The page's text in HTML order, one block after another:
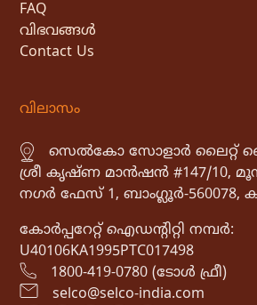
FAQ
വിഭവങ്ങൾ
Contact Us
വിലാസം
സെൽകോ സോളാർ ലൈറ്റ്
ശ്രീ കൃഷ്ണ മാൻഷൻ #147/10,
നഗർ ഫേസ് 1, ബാംഗ്ലൂർ-560078,
കോർപ്പറേറ്റ് ഐഡൻ്റിറ്റി നമ്പർ:
U40106KA1995PTC017498
1800-419-0780 (ടോൾ ഫ്രീ)
selco@selco-india.com